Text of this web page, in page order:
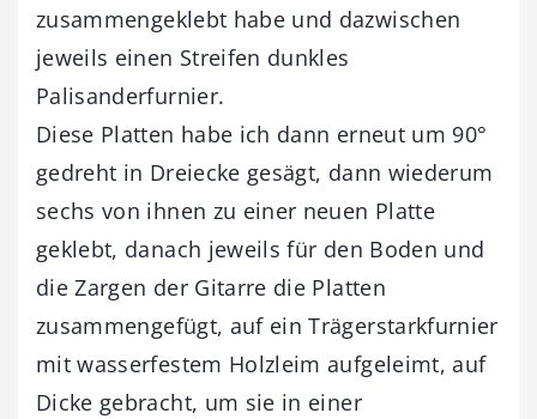
zusammengeklebt habe und dazwischen
jeweils einen Streifen dunkles
Palisanderfurnier.
Diese Platten habe ich dann erneut um 90°
gedreht in Dreiecke gesägt, dann wiederum
sechs von ihnen zu einer neuen Platte
geklebt, danach jeweils für den Boden und
die Zargen der Gitarre die Platten
zusammengefügt, auf ein Trägerstarkfurnier
mit wasserfestem Holzleim aufgeleimt, auf
Dicke gebracht, um sie in einer